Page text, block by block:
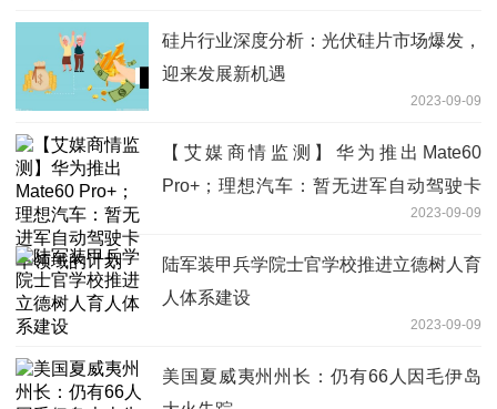
硅片行业深度分析：光伏硅片市场爆发，
迎来发展新机遇
2023-09-09
【艾媒商情监测】华为推出Mate60
Pro+；理想汽车：暂无进军自动驾驶卡
2023-09-09
陆军装甲兵学院士官学校推进立德树人育
人体系建设
2023-09-09
美国夏威夷州州长：仍有66人因毛伊岛